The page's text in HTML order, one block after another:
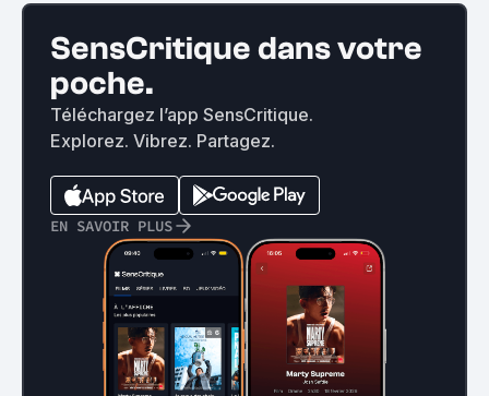
SensCritique dans votre
poche.
Téléchargez l’app SensCritique.
Explorez. Vibrez. Partagez.
EN SAVOIR PLUS